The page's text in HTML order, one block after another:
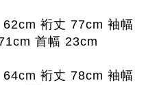
裄丈 77cm 袖幅
首幅 23cm
裄丈 78cm 袖幅